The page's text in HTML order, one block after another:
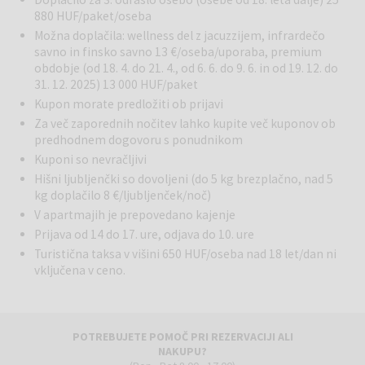
jedilni pribor), lastna kopalnica s tušem (brisače priložene), dnevna
soba-spalnica (klima (hladilnik-grelec s klimo), flat TV, omara, nočna
omarica, zakonska postelja, s spominsko vzmetnico, perzijske
preproge, vrtna garnitura), na vrtu je možnost cvrenja in
kuhanja.Infrardeča savna in jacuzzi čakata na goste v naši ločeni
wellness jami. Wellness lahko uporabčjate ob doplačilu na recepciji
(odprt je od 14. od 21. ure). S seboj je potrebno prinesti kopalke in
copate, wellness brisačo priskrbimo.
Hrana:Prehrano naših gostov, ki bivajo v jamah, zagotavlja Food Bar
Végvár. Zajtrk: v jame prispe vsako jutro okoli 8:00 v majhnih
košaricah. Vsebina košarice za zajtrk se dnevno spreminja: mafini/
žemljice, narezki/hrenovke, marmelada, med, rogljički, Nescafé, čaj
itd.Meni za polpenzion, večerjo/kosilo in polni penzion lahko
izberete iz trenutnega menija restavracije. Natančno 700 m od gradu
je restavracija Végvár, edina restavracija na gori, kjer vse leto
www.vegvaretelbar.huRestavracija ima tudi trgovino s spominki in
najem koles. Od 1. septembra odpiralni čas vsak dan: 12.00-19.00.
880 HUF/paket/oseba
Možna doplačila: wellness del z jacuzzijem, infrardečo
savno in finsko savno 13 €/oseba/uporaba, premium
obdobje (od 18. 4. do 21. 4., od 6. 6. do 9. 6. in od 19. 12. do
31. 12. 2025) 13 000 HUF/paket
Kupon morate predložiti ob prijavi
Za več zaporednih nočitev lahko kupite več kuponov ob
predhodnem dogovoru s ponudnikom
Kuponi so nevračljivi
Hišni ljubljenčki so dovoljeni (do 5 kg brezplačno, nad 5
kg doplačilo 8 €/ljubljenček/noč)
V apartmajih je prepovedano kajenje
Prijava od 14 do 17. ure, odjava do 10. ure
Turistična taksa v višini 650 HUF/oseba nad 18 let/dan ni
vključena v ceno.
POTREBUJETE POMOČ PRI REZERVACIJI ALI
NAKUPU?